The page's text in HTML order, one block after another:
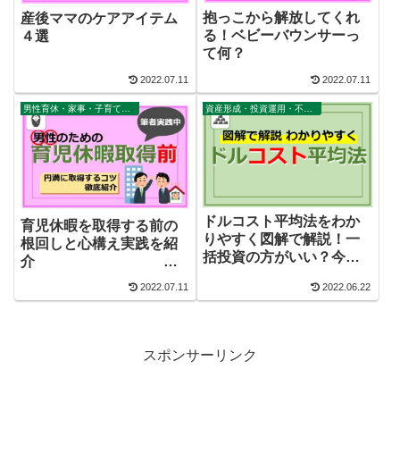
産後ママのケアアイテム
４選
2022.07.11
抱っこから解放してくれ
る！ベビーバウンサーっ
て何？
2022.07.11
育児休暇を取得する前の
根回しと心構え実践を紹
介
2022.07.11
ドルコスト平均法をわか
りやすく図解で解説！一
括投資の方がいい？今さ
2022.06.22
スポンサーリンク